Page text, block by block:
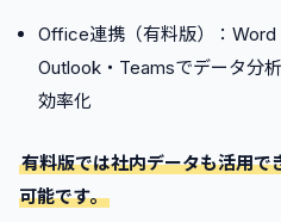
Office連携（有料版）：Word
Outlook・Teamsでデータ分
効率化
有料版では社内データも活用で
可能です。